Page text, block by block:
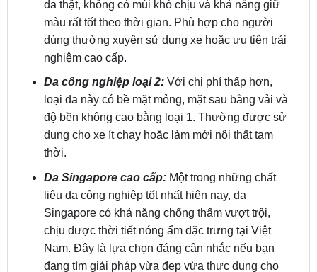
dùng thường xuyên sử dụng xe hoặc ưu tiên trải
nghiệm cao cấp.
Da công nghiệp loại 2: Với chi phí thấp hơn,
loại da này có bề mặt mỏng, mặt sau bằng vải và
độ bền không cao bằng loại 1. Thường được sử
dụng cho xe ít chạy hoặc làm mới nội thất tạm
thời.
Da Singapore cao cấp:Một trong những chất
liệu da công nghiệp tốt nhất hiện nay, da
Singapore có khả năng chống thấm vượt trội,
chịu được thời tiết nóng ẩm đặc trưng tại Việt
Nam. Đây là lựa chọn đáng cân nhắc nếu bạn
đang tìm giải pháp vừa đẹp vừa thực dụng cho
chiếc Santafe 2011.